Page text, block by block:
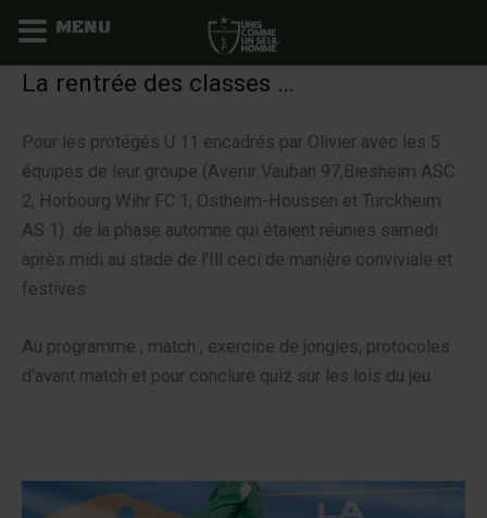
Aller
contenu
La rentrée des classes …
Pour les protégés U 11 encadrés par Olivier avec les 5
équipes de leur groupe (Avenir Vauban 97,Biesheim ASC
2, Horbourg Wihr FC 1, Ostheim-Houssen et Turckheim
AS 1) de la phase automne qui étaient réunies samedi
après midi au stade de l'Ill ceci de manière conviviale et
festives.
Au programme , match , exercice de jongles, protocoles
d'avant match et pour conclure quiz sur les lois du jeu.
MENU